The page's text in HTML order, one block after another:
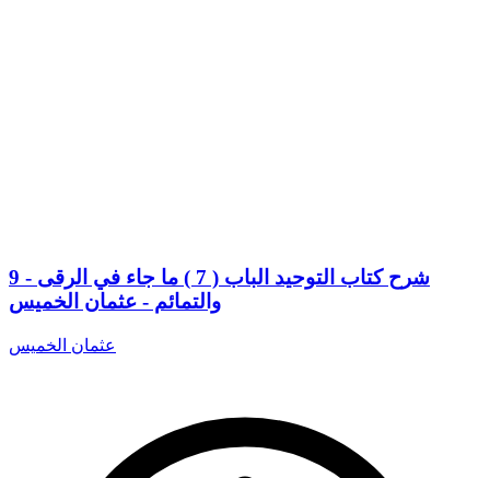
9 - شرح كتاب التوحيد الباب ( 7 ) ما جاء في الرقى
والتمائم - عثمان الخميس
عثمان الخميس